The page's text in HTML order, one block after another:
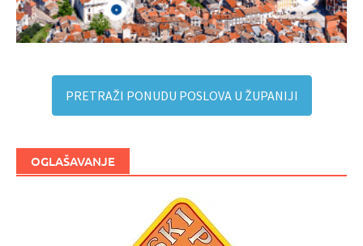
PRETRAŽI PONUDU POSLOVA U ŽUPANIJI
OGLAŠAVANJE